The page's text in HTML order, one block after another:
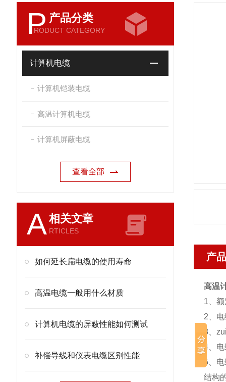
P 产品分类
RODUCT CATEGORY
计算机电缆
计算机铠装电缆
高温计算机电缆
计算机屏蔽电缆
查看全部
A相关文章
RTICLES
如何延长扁电缆的使用寿命
高温电缆一般用什么材质
计算机电缆的屏蔽性能如何测试
补偿导线和仪表电缆区别性能
产
高温
1、
2、
3、
4、电
5、
结构